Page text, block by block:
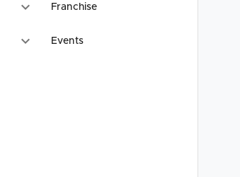
Franchise
Events